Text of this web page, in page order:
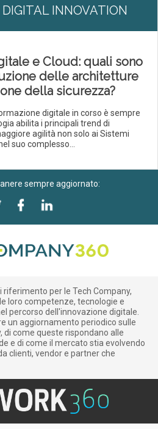
INNOVATION
e Cloud: quali sono
delle architetture
della sicurezza?
digitale in corso è sempre
abilita i principali trend di
agilità non solo ai Sistemi
suo complesso...
sempre aggiornato:
riferimento per le Tech Company,
loro competenze, tecnologie e
percorso dell'innovazione digitale.
un aggiornamento periodico sulle
di come queste rispondano alle
e di come il mercato stia evolvendo
clienti, vendor e partner che